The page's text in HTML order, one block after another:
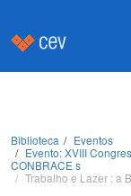
Biblioteca
Eventos
Evento: XVIII
CONBRACE s
Trabalho e Lazer : a